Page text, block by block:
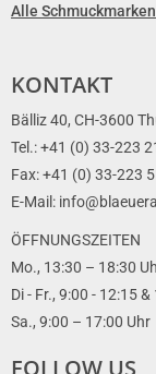
Alle Schmuckmarken
KONTAKT
Bälliz 40, CH-3600
Tel.: +41 (0) 33-223
Fax: +41 (0) 33-223
E-Mail:
ÖFFNUNGSZEITEN
Mo., 13:30 – 18:30
Di - Fr., 9:00 - 12:15
Sa., 9:00 – 17:00 Uhr
FOLLOW US